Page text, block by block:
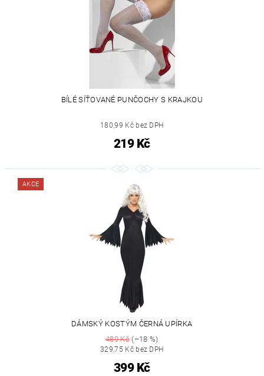
BÍLÉ SÍŤOVANÉ PUNČOCHY S KRAJKOU
180,99 Kč bez DPH
219 Kč
AKCE
DÁMSKÝ KOSTÝM ČERNÁ UPÍRKA
489 Kč(–18 %)
329,75 Kč bez DPH
399 Kč